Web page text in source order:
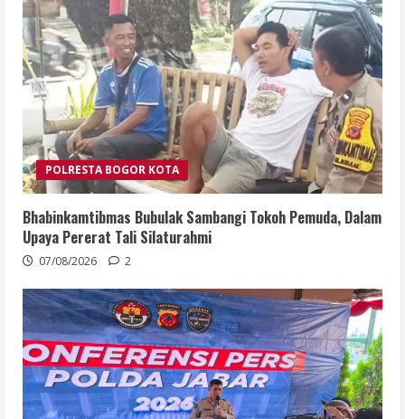
POLRESTA BOGOR KOTA
Bhabinkamtibmas Bubulak Sambangi Tokoh Pemuda, Dalam
Upaya Pererat Tali Silaturahmi
07/08/2026 2